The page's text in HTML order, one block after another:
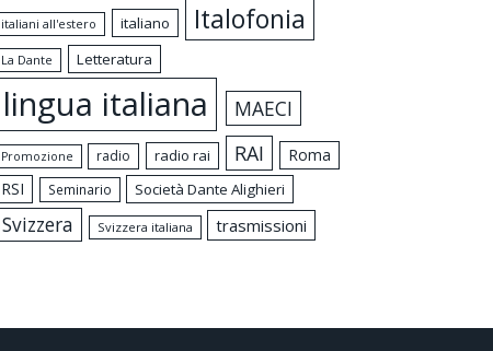
italiani all'estero italiano Italofonia
La Dante Letteratura
lingua italiana MAECI
Promozione radio radio rai RAI
Roma
RSI
Seminario Società Dante Alighieri
Svizzera Svizzera italiana trasmissioni